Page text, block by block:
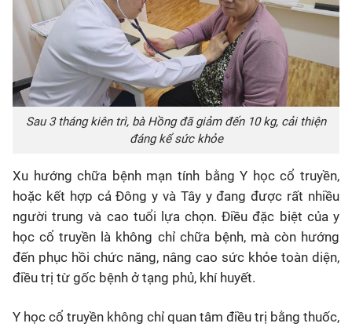
Sau 3 tháng kiên trì, bà Hồng đã giảm đến 10 kg, cải thiện
đáng kể sức khỏe
Xu hướng chữa bệnh mạn tính bằng Y học cổ truyền,
hoặc kết hợp cả Đông y và Tây y đang được rất nhiều
người trung và cao tuổi lựa chọn. Điều đặc biệt của y
học cổ truyền là không chỉ chữa bệnh, mà còn hướng
đến phục hồi chức năng, nâng cao sức khỏe toàn diện,
điều trị từ gốc bệnh ở tạng phủ, khí huyết.
Y học cổ truyền không chỉ quan tâm điều trị bằng thuốc,